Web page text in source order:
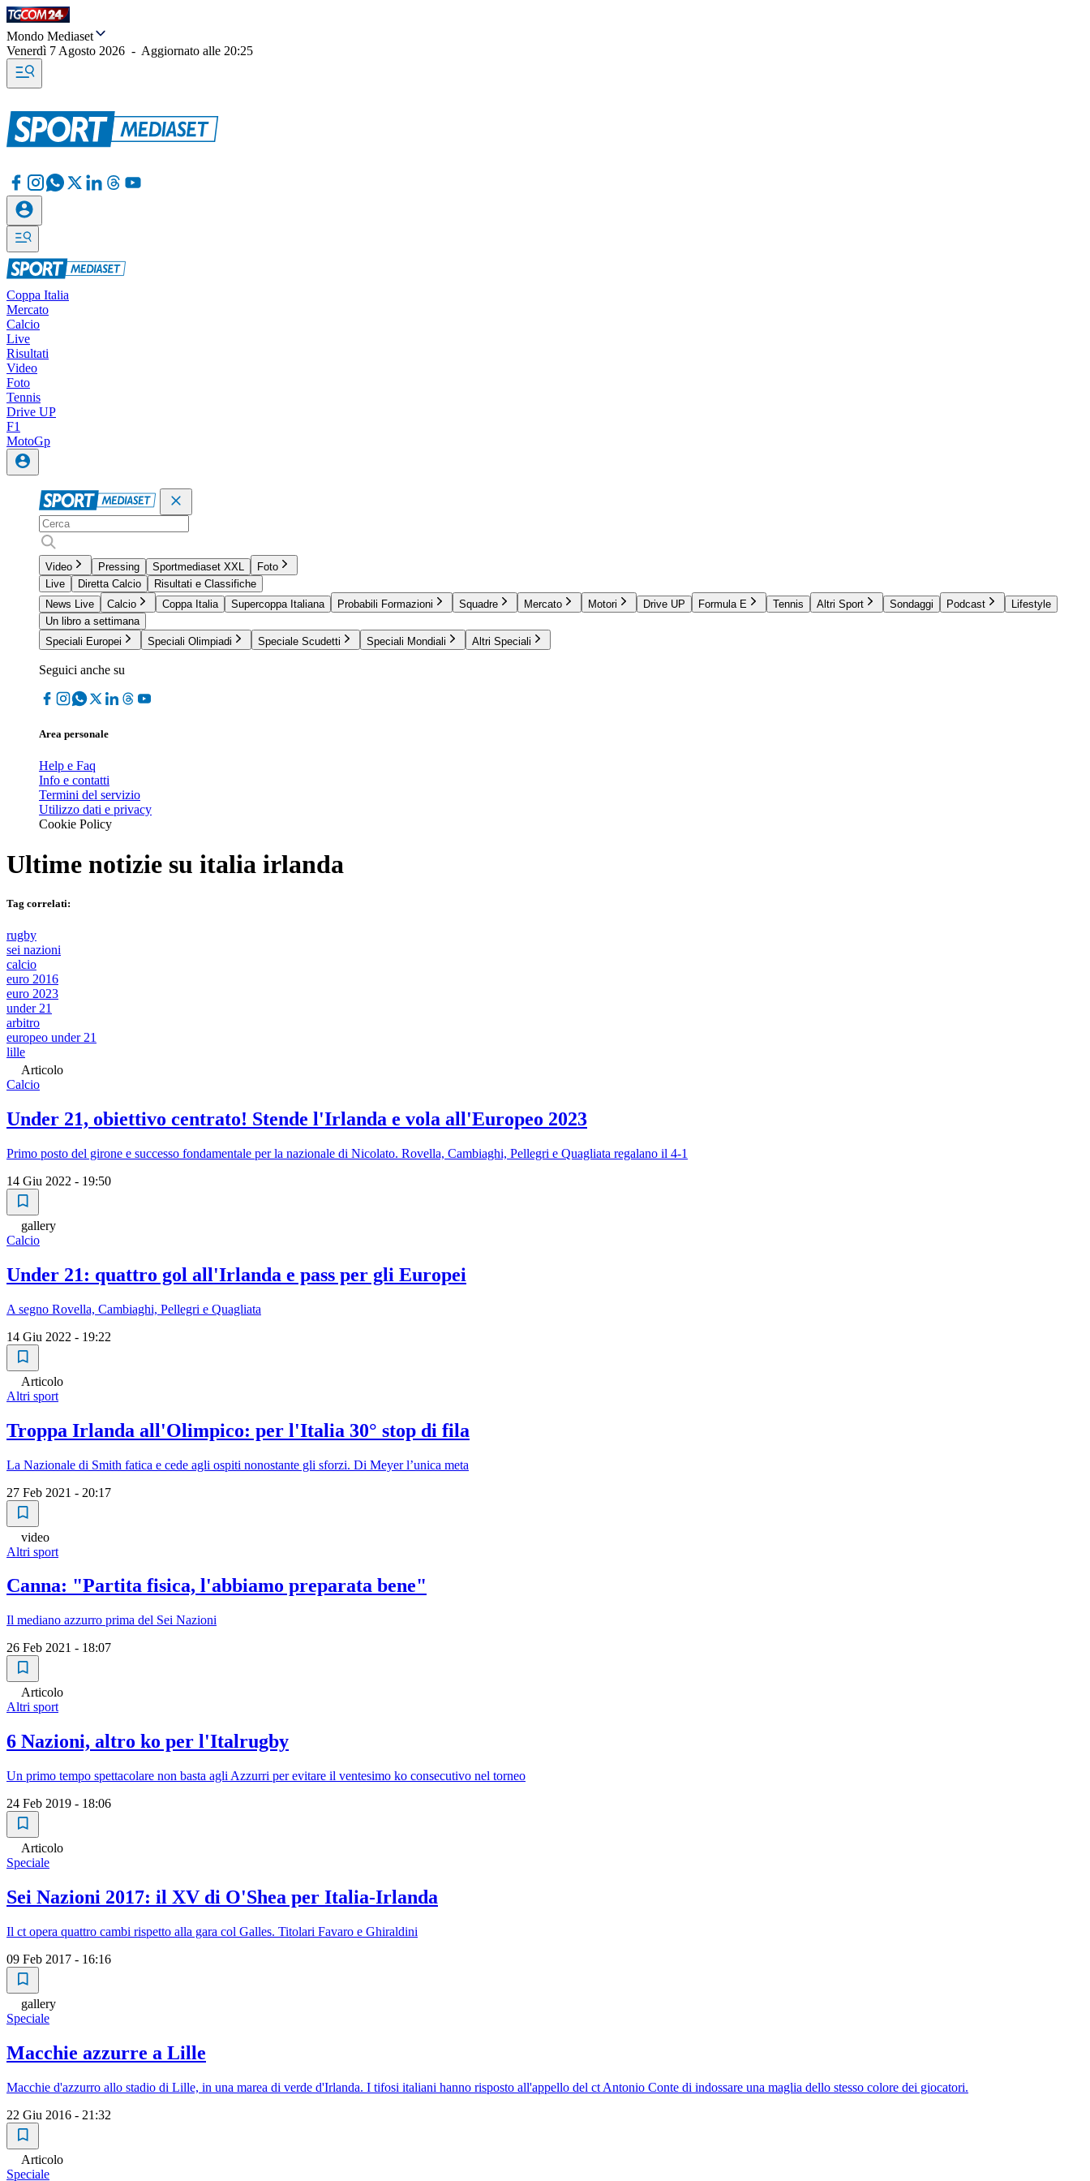
Mondo Mediaset
Venerdì 7 Agosto 2026 - Aggiornato alle 20:25
Coppa Italia
Mercato
Calcio
Live
Risultati
Video
Foto
Tennis
Drive UP
F1
MotoGp
Video Pressing Sportmediaset XXL
Foto
Live
Diretta Calcio
Risultati e Classifiche
News Live
Calcio Coppa Italia Supercoppa Italiana Probabili Formazioni Squadre Mercato Motori Drive UP Formula E Tennis Altri Sport Sondaggi Podcast
Lifestyle
Un libro a settimana
Speciali Europei
Speciali Olimpiadi Speciale Scudetti Speciali Mondiali Altri Speciali
Seguici anche su
Area personale
Help e Faq
Info e contatti
Termini del servizio
Utilizzo dati e privacy
Cookie Policy
Ultime notizie su italia irlanda
Tag correlati:
rugby
sei nazioni
calcio
euro 2016
euro 2023
under 21
arbitro
europeo under 21
lille
Articolo
Calcio
Under 21, obiettivo centrato! Stende l'Irlanda e vola all'Europeo 2023
Primo posto del girone e successo fondamentale per la nazionale di Nicolato. Rovella, Cambiaghi, Pellegri e Quagliata regalano il 4-1
14 Giu 2022 - 19:50
gallery
Calcio
Under 21: quattro gol all'Irlanda e pass per gli Europei
A segno Rovella, Cambiaghi, Pellegri e Quagliata
14 Giu 2022 - 19:22
Articolo
Altri sport
Troppa Irlanda all'Olimpico: per l'Italia 30° stop di fila
La Nazionale di Smith fatica e cede agli ospiti nonostante gli sforzi. Di Meyer l’unica meta
27 Feb 2021 - 20:17
video
Altri sport
Canna: "Partita fisica, l'abbiamo preparata bene"
Il mediano azzurro prima del Sei Nazioni
26 Feb 2021 - 18:07
Articolo
Altri sport
6 Nazioni, altro ko per l'Italrugby
Un primo tempo spettacolare non basta agli Azzurri per evitare il ventesimo ko consecutivo nel torneo
24 Feb 2019 - 18:06
Articolo
Speciale
Sei Nazioni 2017: il XV di O'Shea per Italia-Irlanda
Il ct opera quattro cambi rispetto alla gara col Galles. Titolari Favaro e Ghiraldini
09 Feb 2017 - 16:16
gallery
Speciale
Macchie azzurre a Lille
Macchie d'azzurro allo stadio di Lille, in una marea di verde d'Irlanda. I tifosi italiani hanno risposto all'appello del ct Antonio Conte di indossare una maglia dello stesso colore dei giocatori.
22 Giu 2016 - 21:32
Articolo
Speciale